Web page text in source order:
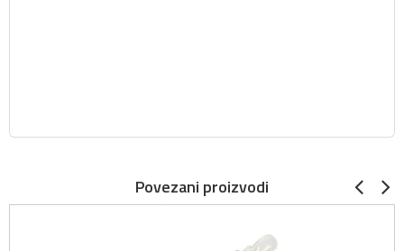
Povezani proizvodi